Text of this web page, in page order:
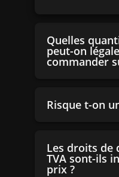
Quelles
peut-on
commander
Risque t-on
Les droits de
TVA sont-ils
prix ?